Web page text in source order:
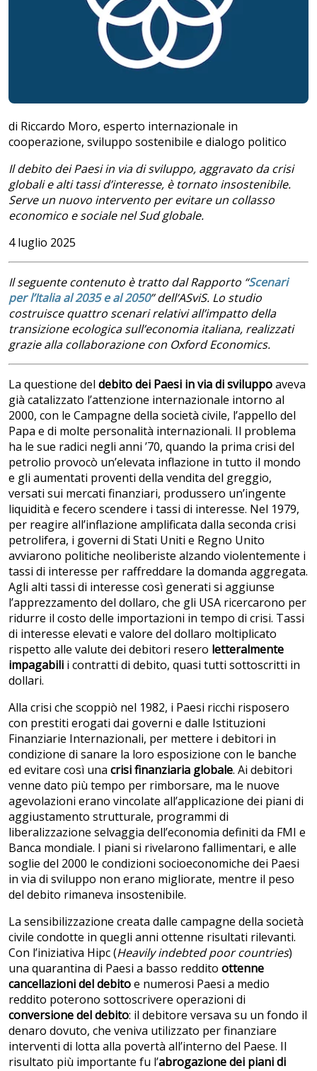
di Riccardo Moro, esperto internazionale in
cooperazione, sviluppo sostenibile e dialogo politico
Il debito dei Paesi in via di sviluppo, aggravato da crisi
globali e alti tassi d’interesse, è tornato insostenibile.
Serve un nuovo intervento per evitare un collasso
economico e sociale nel Sud globale.
4 luglio 2025
Il seguente contenuto è tratto dal Rapporto “Scenari
per l’Italia al 2035 e al 2050” dell’ASviS. Lo studio
costruisce quattro scenari relativi all’impatto della
transizione ecologica sull’economia italiana, realizzati
grazie alla collaborazione con Oxford Economics.
La questione del debito dei Paesi in via di sviluppoaveva
già catalizzato l’attenzione internazionale intorno al
2000, con le Campagne della società civile, l’appello del
Papa e di molte personalità internazionali. Il problema
ha le sue radici negli anni ’70, quando la prima crisi del
petrolio provocò un’elevata inflazione in tutto il mondo
e gli aumentati proventi della vendita del greggio,
versati sui mercati finanziari, produssero un’ingente
liquidità e fecero scendere i tassi di interesse. Nel 1979,
per reagire all’inflazione amplificata dalla seconda crisi
petrolifera, i governi di Stati Uniti e Regno Unito
avviarono politiche neoliberiste alzando violentemente i
tassi di interesse per raffreddare la domanda aggregata.
Agli alti tassi di interesse così generati si aggiunse
l’apprezzamento del dollaro, che gli USA ricercarono per
ridurre il costo delle importazioni in tempo di crisi. Tassi
di interesse elevati e valore del dollaro moltiplicato
rispetto alle valute dei debitori resero letteralmente
impagabili i contratti di debito, quasi tutti sottoscritti in
dollari.
Alla crisi che scoppiò nel 1982, i Paesi ricchi risposero
con prestiti erogati dai governi e dalle Istituzioni
Finanziarie Internazionali, per mettere i debitori in
condizione di sanare la loro esposizione con le banche
ed evitare così una crisi finanziaria globale. Ai debitori
venne dato più tempo per rimborsare, ma le nuove
agevolazioni erano vincolate all’applicazione dei piani di
aggiustamento strutturale, programmi di
liberalizzazione selvaggia dell’economia definiti da FMI e
Banca mondiale. I piani si rivelarono fallimentari, e alle
soglie del 2000 le condizioni socioeconomiche dei Paesi
in via di sviluppo non erano migliorate, mentre il peso
del debito rimaneva insostenibile.
La sensibilizzazione creata dalle campagne della società
civile condotte in quegli anni ottenne risultati rilevanti.
Con l’iniziativa Hipc (Heavily indebted poor countries)
una quarantina di Paesi a basso reddito ottenne
cancellazioni del debitoe numerosi Paesi a medio
reddito poterono sottoscrivere operazioni di
conversione del debito: il debitore versava su un fondo il
denaro dovuto, che veniva utilizzato per finanziare
interventi di lotta alla povertà all’interno del Paese. Il
risultato più importante fu l’abrogazione dei piani di